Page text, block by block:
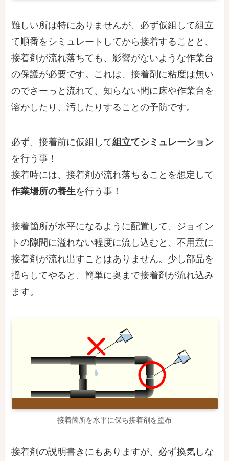
難しい所は特にありませんが、 必ず仮組して組立
て順番をシミュレートしてから接着すること と、
接着剤が流れ落ちても、影響がないような作業台
の保護が必要です。これは、接着剤に粘度は無い
のでさーっと流れて、知らない間に床や作業台を
溶かしたり、汚したりすることの予防です。
必ず、接着前に仮組して組立てシミュレーション
を行う事！
接着時には、接着剤が流れ落ちることを想定して
作業場所の養生を行う事！
接着箇所が水平になるように配置して、ジョイン
トの隙間に溢れない程度に流し込むと、不用意に
接着剤が流れ出すことはありません。少し部品を
揺らしてやると、簡単に奥まで接着剤が流れ込み
ます。
接着箇所を水平に保ち接着剤を塗布
接着剤の説明書きにもありますが、必ず換気しな